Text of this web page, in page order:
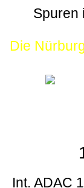
Spuren
Die
Int. ADAC